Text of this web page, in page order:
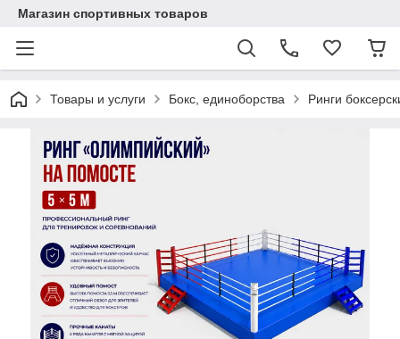
Магазин спортивных товаров
Товары и услуги Бокс, единоборства Ринги